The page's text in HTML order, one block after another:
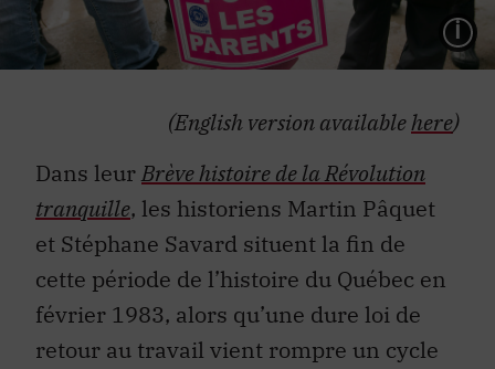
(English version availablehere)
Dans leurBrève histoire de la Révolution
tranquille, les historiens Martin Pâquet
et Stéphane Savard situent la fin de
cette période de l’histoire du Québec en
février 1983, alors qu’une dure loi de
retour au travail vient rompre un cycle